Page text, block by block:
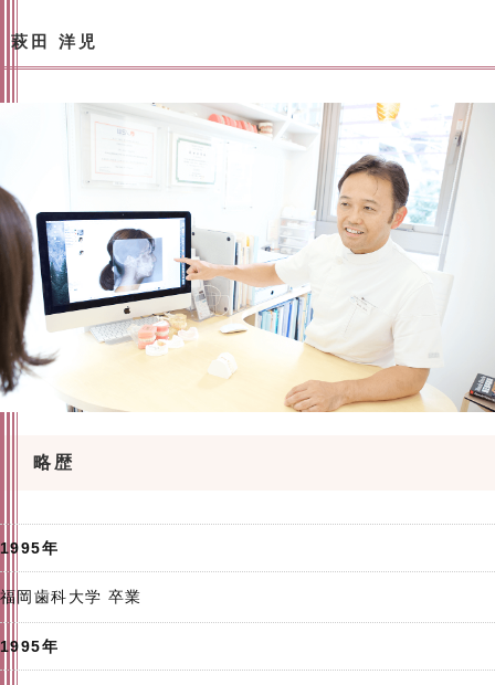
萩田 洋児
略歴
1995年
福岡歯科大学 卒業
1995年